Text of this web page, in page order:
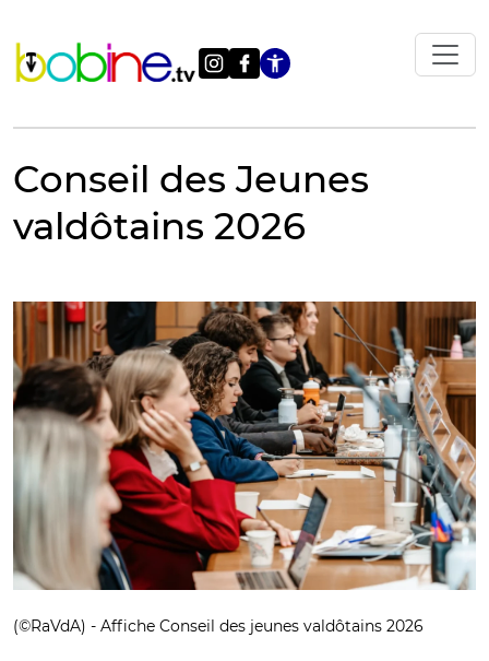
contenuto
Apri le
Conseil des Jeunes
valdôtains 2026
(©RaVdA) - Affiche Conseil des jeunes valdôtains 2026